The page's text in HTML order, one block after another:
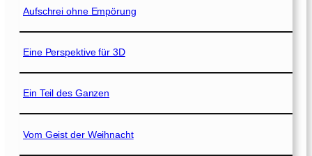
Aufschrei ohne Empörung
Eine Perspektive für 3D
Ein Teil des Ganzen
Vom Geist der Weihnacht